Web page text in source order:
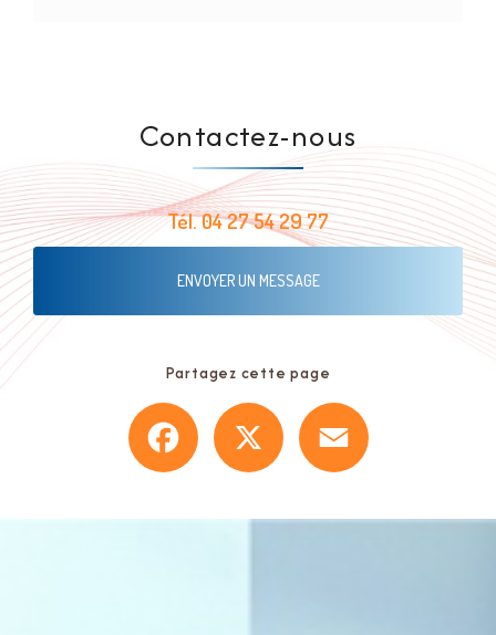
Contactez-nous
Tél.04 27 54 29 77
ENVOYER UN MESSAGE
Partagez cette page
Facebook